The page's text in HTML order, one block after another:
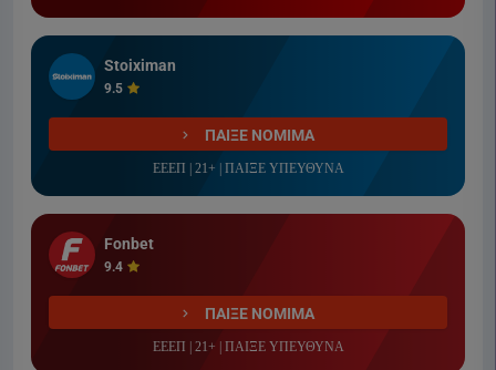
Stoiximan
9.5
ΠΑΙΞΕ ΝΟΜΙΜΑ
ΕΕΕΠ | 21+ | ΠΑΙΞΕ ΥΠΕΥΘΥΝΑ
Fonbet
9.4
ΠΑΙΞΕ ΝΟΜΙΜΑ
ΕΕΕΠ | 21+ | ΠΑΙΞΕ ΥΠΕΥΘΥΝΑ